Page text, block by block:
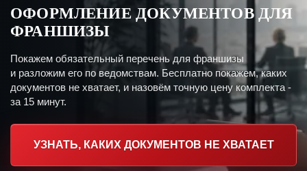
ОФОРМЛЕНИЕ ДОКУМЕНТОВ ДЛЯ
ФРАНШИЗЫ
Покажем обязательный перечень для франшизы
и разложим его по ведомствам. Бесплатно покажем, каких
документов не хватает, и назовём точную цену комплекта -
за 15 минут.
УЗНАТЬ, КАКИХ ДОКУМЕНТОВ НЕ ХВАТАЕТ